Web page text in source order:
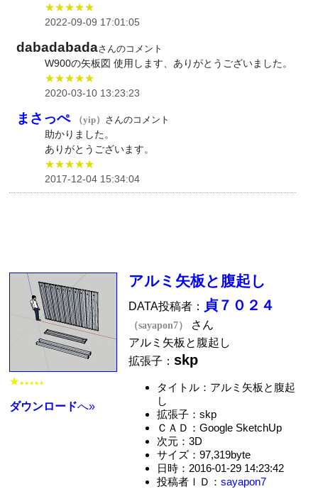
★★★★★
2022-09-09 17:01:05
dabadabadaさんのコメント
W900の矢板図 使用します、ありがとうございました。
★★★★★
2020-03-10 13:23:23
まさっぺ （yip） さんのコメント
助かりました。
ありがとうございます。
★★★★★
2017-12-04 15:34:04
★ ★★★★★
ダウンロードへ»
アルミ矢板と腹起し
DATA投稿者： 貞７０２４
（sayapon7）
さん
アルミ矢板と腹起し
拡張子：skp
タイトル：アルミ矢板と腹起
し
拡張子：skp
ＣＡＤ：Google SketchUp
次元：3D
サイズ：97,319byte
日時：2016-01-29 14:23:42
投稿者ＩＤ： sayapon7